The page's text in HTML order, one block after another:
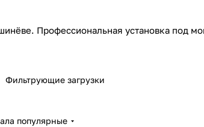
Профессиональная установка
Фильтрующие загрузки
популярные